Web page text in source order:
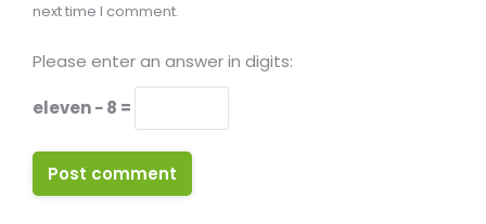
next time I comment.
Please enter an answer in digits:
eleven − 8 =
Post comment